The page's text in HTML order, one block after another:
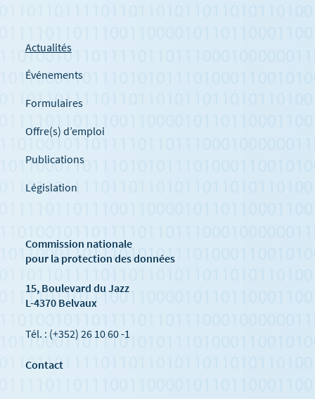
Actualités
Événements
Formulaires
Offre(s) d’emploi
Publications
Législation
Commission nationale
pour la protection des données
15, Boulevard du Jazz
L-4370 Belvaux
Tél. : (+352) 26 10 60 -1
Contact